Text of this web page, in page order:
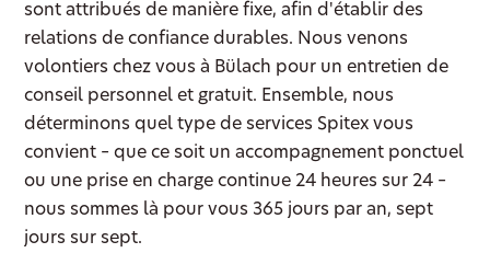
sont attribués de manière fixe, afin d'établir des
relations de confiance durables. Nous venons
volontiers chez vous à Bülach pour un entretien de
conseil personnel et gratuit. Ensemble, nous
déterminons quel type de services Spitex vous
convient – que ce soit un accompagnement ponctuel
ou une prise en charge continue 24 heures sur 24 –
nous sommes là pour vous 365 jours par an, sept
jours sur sept.